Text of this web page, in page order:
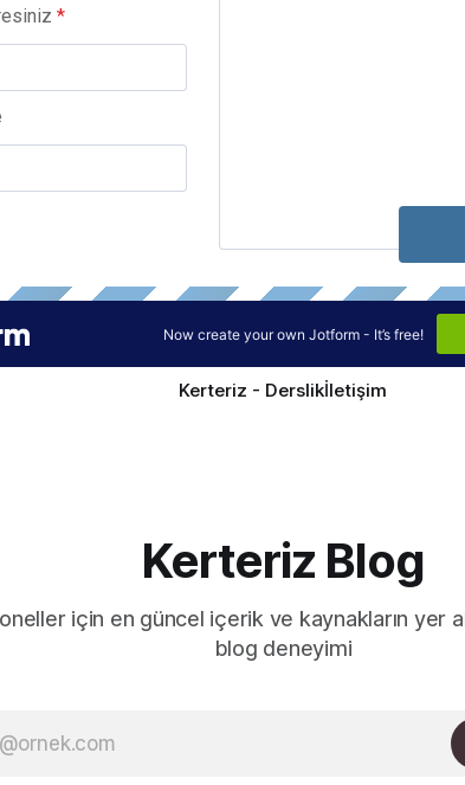
Kerteriz - Derslikİletişim
Kerteriz Blog
için en güncel içerik ve kaynakların yer
blog deneyimi